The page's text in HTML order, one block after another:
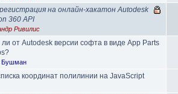
на онлайн-хакатон Autodesk
360 API
Ривилис
от Autodesk версии софта в виде App Parts
Бушман
координат полилинии на JavaScript